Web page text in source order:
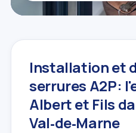
Installation et
serrures A2P:
Albert et Fils
Val‑de‑Marne